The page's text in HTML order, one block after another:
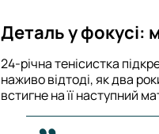
Деталь у фокусі:
24-річна тенісистка
наживо відтоді, як два
встигне на її наступний